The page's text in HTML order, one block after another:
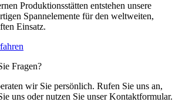
Produktionsstätten entstehen unsere
Spannelemente für den weltweiten,
Einsatz.
Fragen?
wir Sie persönlich. Rufen Sie uns an,
uns oder nutzen Sie unser Kontaktformular.